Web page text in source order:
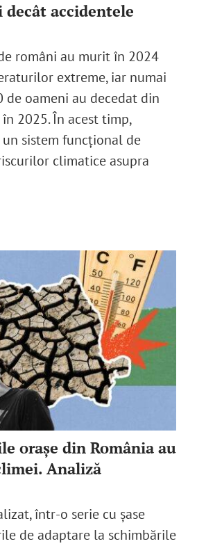
accidentele
români au murit în 2024
extreme, iar numai
de oameni au decedat din
2025. În acest timp,
un sistem funcțional de
climatice asupra
orașe din România au
Analiză
într-o serie cu șase
de adaptare la schimbările